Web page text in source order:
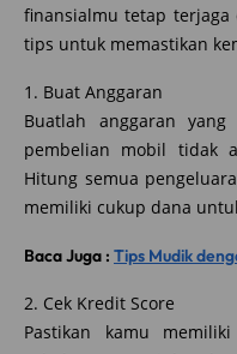
finansialmu tetap
tips untuk memastikan
1. Buat Anggaran
Buatlah anggaran
pembelian mobil tidak
Hitung semua
memiliki cukup dana
Baca Juga : Tips Mudik
2. Cek Kredit Score
Pastikan kamu